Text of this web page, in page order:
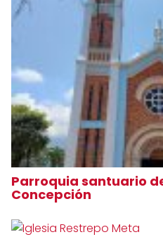
Parroquia santuario
Concepción